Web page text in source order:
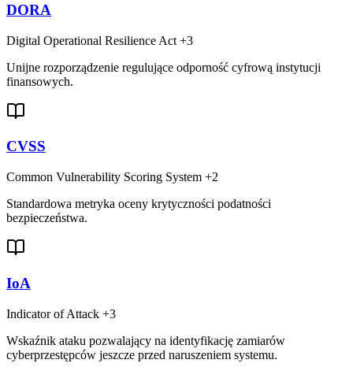
DORA
Digital Operational Resilience Act +3
Unijne rozporządzenie regulujące odporność cyfrową instytucji
finansowych.
CVSS
Common Vulnerability Scoring System +2
Standardowa metryka oceny krytyczności podatności
bezpieczeństwa.
IoA
Indicator of Attack +3
Wskaźnik ataku pozwalający na identyfikację zamiarów
cyberprzestępców jeszcze przed naruszeniem systemu.